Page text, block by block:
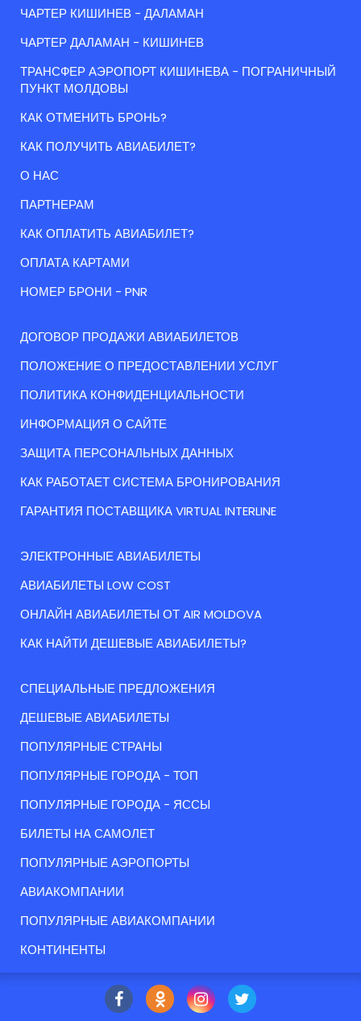
ЧАРТЕР КИШИНЕВ - ДАЛАМАН
ЧАРТЕР ДАЛАМАН - КИШИНЕВ
ТРАНСФЕР АЭРОПОРТ КИШИНЕВА - ПОГРАНИЧНЫЙ
ПУНКТ МОЛДОВЫ
КАК ОТМЕНИТЬ БРОНЬ?
КАК ПОЛУЧИТЬ АВИАБИЛЕТ?
О НАС
ПАРТНЕРАМ
КАК ОПЛАТИТЬ АВИАБИЛЕТ?
ОПЛАТА КАРТАМИ
НОМЕР БРОНИ - PNR
ДОГОВОР ПРОДАЖИ АВИАБИЛЕТОВ
ПОЛОЖЕНИЕ О ПРЕДОСТАВЛЕНИИ УСЛУГ
ПОЛИТИКА КОНФИДЕНЦИАЛЬНОСТИ
ИНФОРМАЦИЯ О САЙТЕ
ЗАЩИТА ПЕРСОНАЛЬНЫХ ДАННЫХ
КАК РАБОТАЕТ СИСТЕМА БРОНИРОВАНИЯ
ГАРАНТИЯ ПОСТАВЩИКА VIRTUAL INTERLINE
ЭЛЕКТРОННЫЕ АВИАБИЛЕТЫ
АВИАБИЛЕТЫ LOW COST
ОНЛАЙН АВИАБИЛЕТЫ ОТ AIR MOLDOVA
КАК НАЙТИ ДЕШЕВЫЕ АВИАБИЛЕТЫ?
СПЕЦИАЛЬНЫЕ ПРЕДЛОЖЕНИЯ
ДЕШЕВЫЕ АВИАБИЛЕТЫ
ПОПУЛЯРНЫЕ СТРАНЫ
ПОПУЛЯРНЫЕ ГОРОДА - ТОП
ПОПУЛЯРНЫЕ ГОРОДА - ЯССЫ
БИЛЕТЫ НА САМОЛЕТ
ПОПУЛЯРНЫЕ АЭРОПОРТЫ
АВИАКОМПАНИИ
ПОПУЛЯРНЫЕ АВИАКОМПАНИИ
КОНТИНЕНТЫ